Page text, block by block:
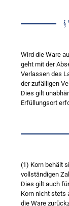
§
Wird die Ware
geht mit der
Verlassen des
der zufälligen
Dies gilt
Erfüllungsort
(1) Korn behält
vollständigen
Dies gilt auch
Korn nicht stets
die Ware